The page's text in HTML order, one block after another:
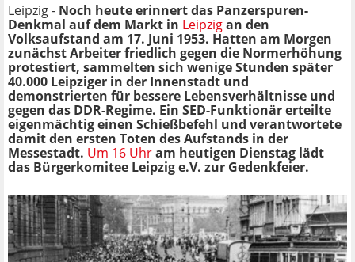
Leipzig - Noch heute erinnert das Panzerspuren-
Denkmal auf dem Markt in Leipzigan den
Volksaufstand am 17. Juni 1953. Hatten am Morgen
zunächst Arbeiter friedlich gegen die Normerhöhung
protestiert, sammelten sich wenige Stunden später
40.000 Leipziger in der Innenstadt und
demonstrierten für bessere Lebensverhältnisse und
gegen das DDR-Regime. Ein SED-Funktionär erteilte
eigenmächtig einen Schießbefehl und verantwortete
damit den ersten Toten des Aufstands in der
Messestadt. Um 16 Uhram heutigen Dienstag lädt
das Bürgerkomitee Leipzig e.V. zur Gedenkfeier.